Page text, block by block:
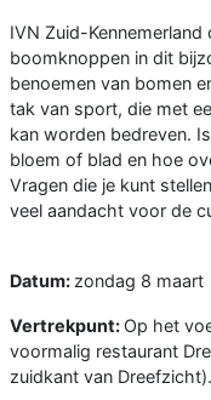
IVN Zuid-
boomknoppen in dit
benoemen van bomen
tak van sport, die met
kan worden bedreven.
bloem of blad en hoe
Vragen die je kunt
veel aandacht voor de
Datum: zondag 8 maart
Vertrekpunt:Op het
voormalig restaurant
zuidkant van Dreefzicht).